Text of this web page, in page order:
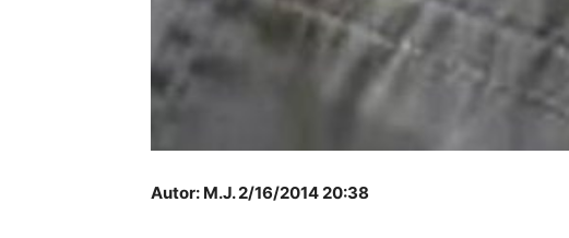
Autor: M.J. 2/16/2014 20:38